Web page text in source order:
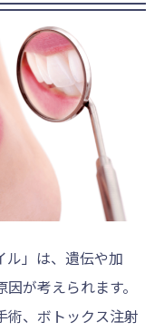
ル」は、遺伝や加
が考えられます。
術、ボトックス注射